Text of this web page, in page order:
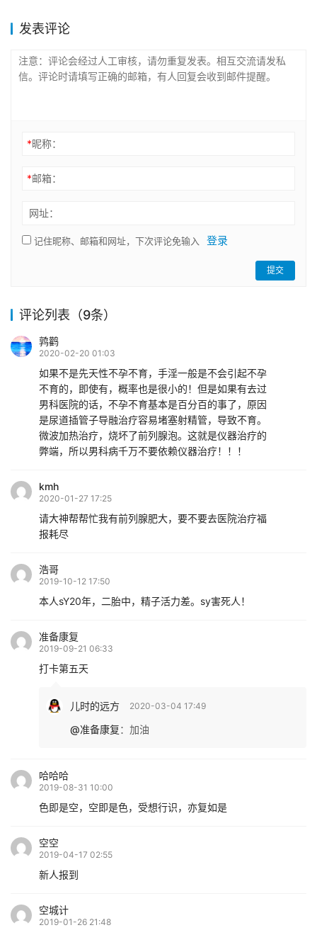
发表评论
*昵称：
*邮箱：
网址：
记住昵称、邮箱和网址，下次评论免输入 登录
提交
评论列表（9条）
鹑鹳
2020-02-20 01:03
如果不是先天性不孕不育，手淫一般是不会引起不孕
不育的，即使有，概率也是很小的！但是如果有去过
男科医院的话，不孕不育基本是百分百的事了，原因
是尿道插管子导融治疗容易堵塞射精管，导致不育。
微波加热治疗，烧坏了前列腺泡。这就是仪器治疗的
弊端，所以男科病千万不要依赖仪器治疗！！！
kmh
2020-01-27 17:25
请大神帮帮忙我有前列腺肥大，要不要去医院治疗福
报耗尽
浩哥
2019-10-12 17:50
本人sY20年，二胎中，精子活力差。sy害死人！
准备康复
2019-09-21 06:33
打卡第五天
儿时的远方 2020-03-04 17:49
@准备康复： 加油
哈哈哈
2019-08-31 10:00
色即是空，空即是色，受想行识，亦复如是
空空
2019-04-17 02:55
新人报到
空城计
2019-01-26 21:48